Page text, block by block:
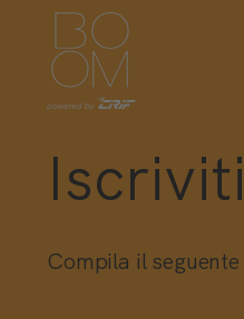
Compila il